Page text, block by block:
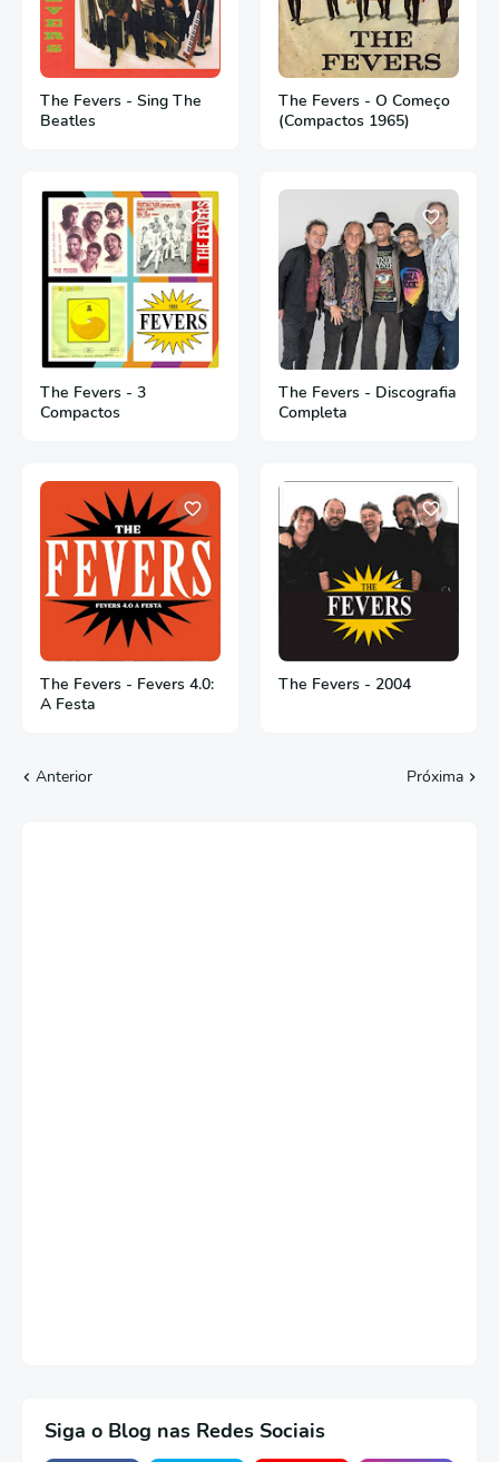
The Fevers - Sing The
Beatles
The Fevers - O Começo
(Compactos 1965)
The Fevers - 3
Compactos
The Fevers - Discografia
Completa
The Fevers - Fevers 4.0:
A Festa
The Fevers - 2004
Anterior Próxima
Siga o Blog nas Redes Sociais